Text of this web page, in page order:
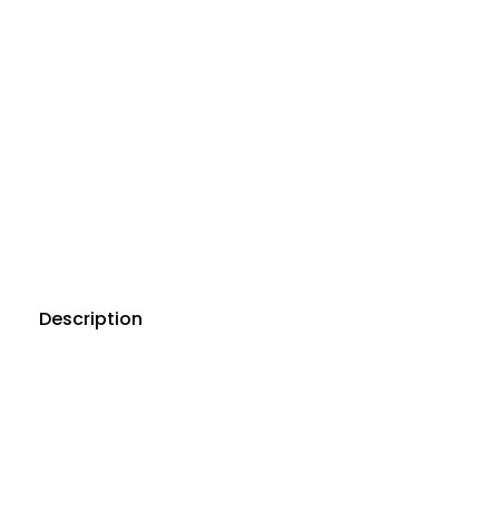
Description